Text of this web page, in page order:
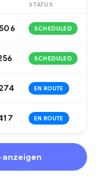
STATUS
SCHEDULED
SCHEDULED
EN ROUTE
EN ROUTE
anzeigen